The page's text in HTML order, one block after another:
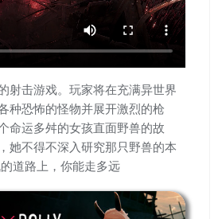
射击游戏。玩家将在充满异世界
种恐怖的怪物并展开激烈的枪
命运多舛的女孩直面野兽的故
她不得不深入研究那只野兽的本
道路上，你能走多远